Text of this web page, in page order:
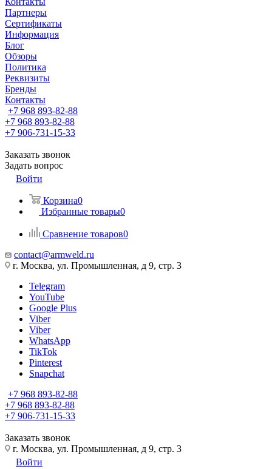
Партнеры
Сертификаты
Информация
Блог
Обзоры
Политика
Реквизиты
Бренды
Контакты
+7 968 893-82-88
+7 968 893-82-88
+7 906-731-15-33
Заказать звонок
Задать вопрос
Войти
Корзина0
Избранные товары0
Сравнение товаров0
contact@armweld.ru
г. Москва, ул. Промышленная, д 9, стр. 3
Telegram
YouTube
Google Plus
Viber
Viber
WhatsApp
TikTok
Pinterest
Snapchat
+7 968 893-82-88
+7 968 893-82-88
+7 906-731-15-33
Заказать звонок
г. Москва, ул. Промышленная, д 9, стр. 3
Войти